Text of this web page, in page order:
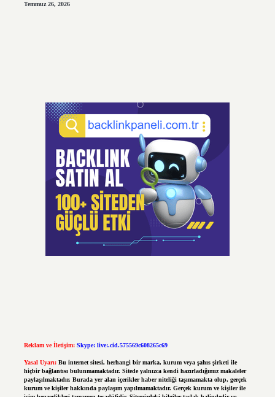
Temmuz 26, 2026
Reklam ve İletişim: Skype: live:.cid.575569c608265c69
Yasal Uyarı: Bu internet sitesi, herhangi bir marka, kurum veya şahıs şirketi ile
hiçbir bağlantısı bulunmamaktadır. Sitede yalnızca kendi hazırladığımız makaleler
paylaşılmaktadır. Burada yer alan içerikler haber niteliği taşımamakta olup, gerçek
kurum ve kişiler hakkında paylaşım yapılmamaktadır. Gerçek kurum ve kişiler ile